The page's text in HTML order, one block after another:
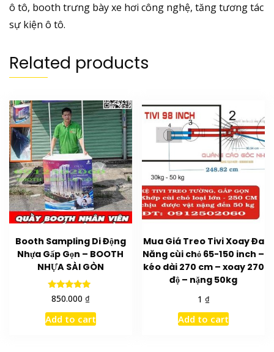
ô tô, booth trưng bày xe hơi công nghệ, tăng tương tác
sự kiện ô tô.
Related products
Booth Sampling Di Động
Nhựa Gấp Gọn – BOOTH
NHỰA SÀI GÒN
Rated
5.00
out of 5
850.000 ₫
Add to cart
Mua Giá Treo Tivi Xoay Đa
Năng cùi chỏ 65-150 inch –
kéo dài 270 cm – xoay 270
độ – nặng 50kg
1 ₫
Add to cart